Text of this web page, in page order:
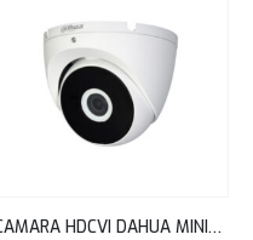
CAMARA HDCVI DAHUA MINIDOMO 720P 2.8MM IR20M IP67 METAL HAC-T2A11N